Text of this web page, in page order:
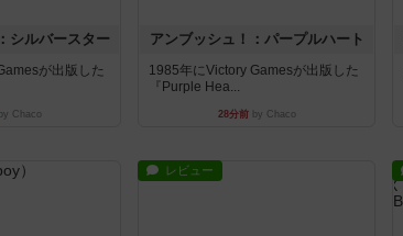
シルバースター
が出版した
Chaco
アンブッシュ！：パープルハート
1985年にVictory Gamesが出版した
『Purple Hea...
28分前by Chaco
レビュー